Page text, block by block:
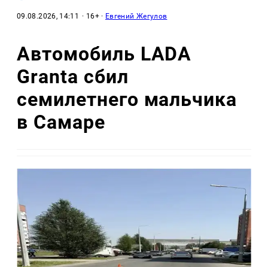
09.08.2026, 14:11 · 16+ · Евгений Жегулов
Автомобиль LADA
Granta сбил
семилетнего мальчика
в Самаре